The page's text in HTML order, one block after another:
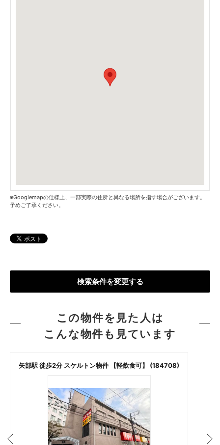
※Googlemapの仕様上、一部実際の住所と異なる場所を指す場合がございます。
予めご了承ください。
検索条件を変更する
この物件を見た人は
こんな物件も見ています
矢部駅 徒歩2分 スケルトン物件 【軽飲食可】 (184708)